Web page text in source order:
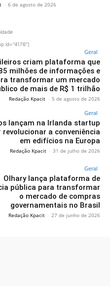
- 6 de agosto de 2026
id="4176"]
Geral
criam plataforma que
milhões de informações e
transformar um mercado
de mais de R$ 1 trilhão
Redação Kpacit - 5 de agosto de 2026
Geral
lançam na Irlanda startup
revolucionar a conveniência
em edifícios na Europa
Redação Kpacit - 31 de julho de 2026
Geral
Olhary lança plataforma de
pública para transformar
o mercado de compras
governamentais no Brasil
Redação Kpacit - 27 de junho de 2026